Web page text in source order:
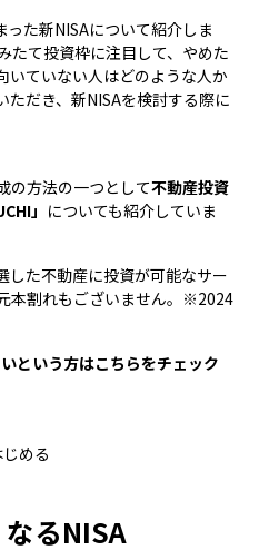
た新NISAについて紹介しま
たて投資枠に注目して、やめた
いていない人はどのような人か
だき、新NISAを検討する際に
の方法の一つとして不動産投資
」 についても紹介していま
した不動産に投資が可能なサー
本割れもございません。※2024
という方はこちらをチェック
るNISA